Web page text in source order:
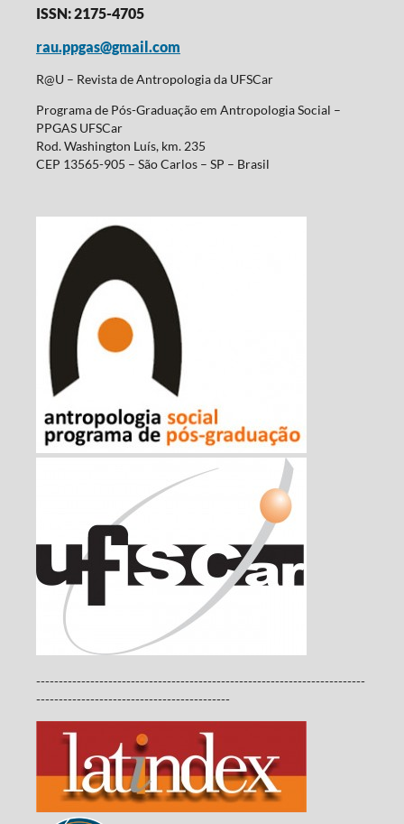
ISSN: 2175-4705
rau.ppgas@gmail.com
R@U – Revista de Antropologia da UFSCar
Programa de Pós-Graduação em Antropologia Social –
PPGAS UFSCar
Rod. Washington Luís, km. 235
CEP 13565-905 – São Carlos – SP – Brasil
-------------------------------------------------------------------------
-------------------------------------------